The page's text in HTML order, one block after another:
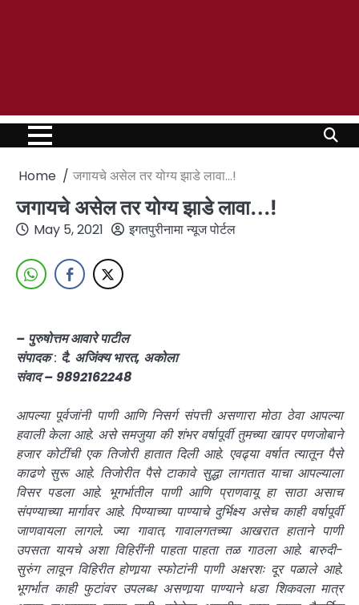
Home जगायचे असेल तर योग्य झाडे लावा…!
जगायचे असेल तर योग्य झाडे लावा…!
May 5, 2021 इगतपुरीनामा न्यूज पोर्टल
– पुरुषोत्तम आवारे पाटील
संपादक: दै. अजिंक्य भारत, अकोला
संवाद – 9892162248
आपल्या पूर्वजांनी पाणी आणि निसर्ग संपत्ती असणारा मोठा ठेवा आपल्या
हवाली केला आहे. असे समजुया की शंभर वर्षापूर्वी तुमच्या खापर पणजोबाने
हजार कोटींची एक तिजोरी हातात दिली आहे. एवढ्या वर्षात त्यातून पैसे
काढणे सुरू आहे. तिजोरीत पैसे टाकावे सुद्धा लागतात याचा आपल्याला
विसर पडला आहे. भूगर्भातील पाणी आणि प्राणवायू हा साठा असाच
संपण्याच्या मार्गावर आहे. पिण्याच्या पाण्याचे दुर्भिक्ष्य असेच काही वर्षापूर्वी
जाणवायला लागले. ज्या गावात, गावालगतच्या आखरात हाताने पाणी
उपसता यायचे अशा विहिरींनी पाहता पाहता तळ गाठला आहे. बारुदी-
सुरुंग लावून विहिरीत होणार्‍या स्फोटांनी पाणी अक्षरशः दूर पळाले आहे.
भूगर्भात काही फुटांवर उपलब्ध असणार्‍या पाण्याने धडा शिकवला मात्र